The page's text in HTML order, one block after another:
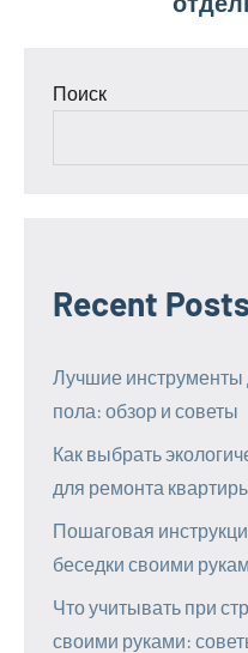
Поиск
Recent
Лучшие инструменты
пола: обзор и советы
Как выбрать
для ремонта
Пошаговая
беседки своими
Что учитывать при
своими руками: